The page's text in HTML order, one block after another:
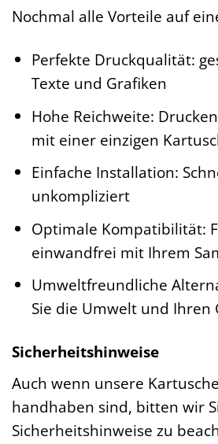
Nochmal alle Vorteile auf
Perfekte Druckqualität:
Texte und Grafiken
Hohe Reichweite:
mit einer einzigen
Einfache Installation:
unkompliziert
Optimale Kompatibilität:
einwandfrei mit Ihrem
Umweltfreundliche
Sie die Umwelt und Ihren
Sicherheitshinweise
Auch wenn unsere
handhaben sind, bitten wir
Sicherheitshinweise zu